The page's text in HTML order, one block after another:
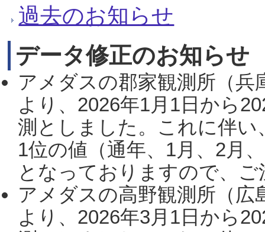
過去のお知らせ
データ修正のお知らせ
アメダスの郡家観測所（
より、2026年1月1日から
測としました。これに伴い
1位の値（通年、1月、2月
となっておりますので、
アメダスの高野観測所（
より、2026年3月1日から